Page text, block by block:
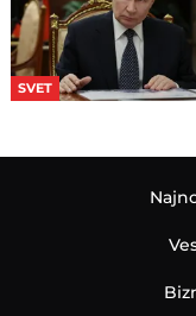
SVET